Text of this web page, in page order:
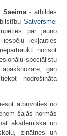
Saeima- atbildes
Satversmei
par jauno
iekļauties
norisot
speciālistu
gan
nodrošināta
atbrīvoties no
šajās normās
akadēmiskā un
zinātnes un